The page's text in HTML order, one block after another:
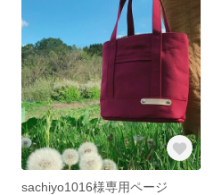
sachiyo1016様専用ページ